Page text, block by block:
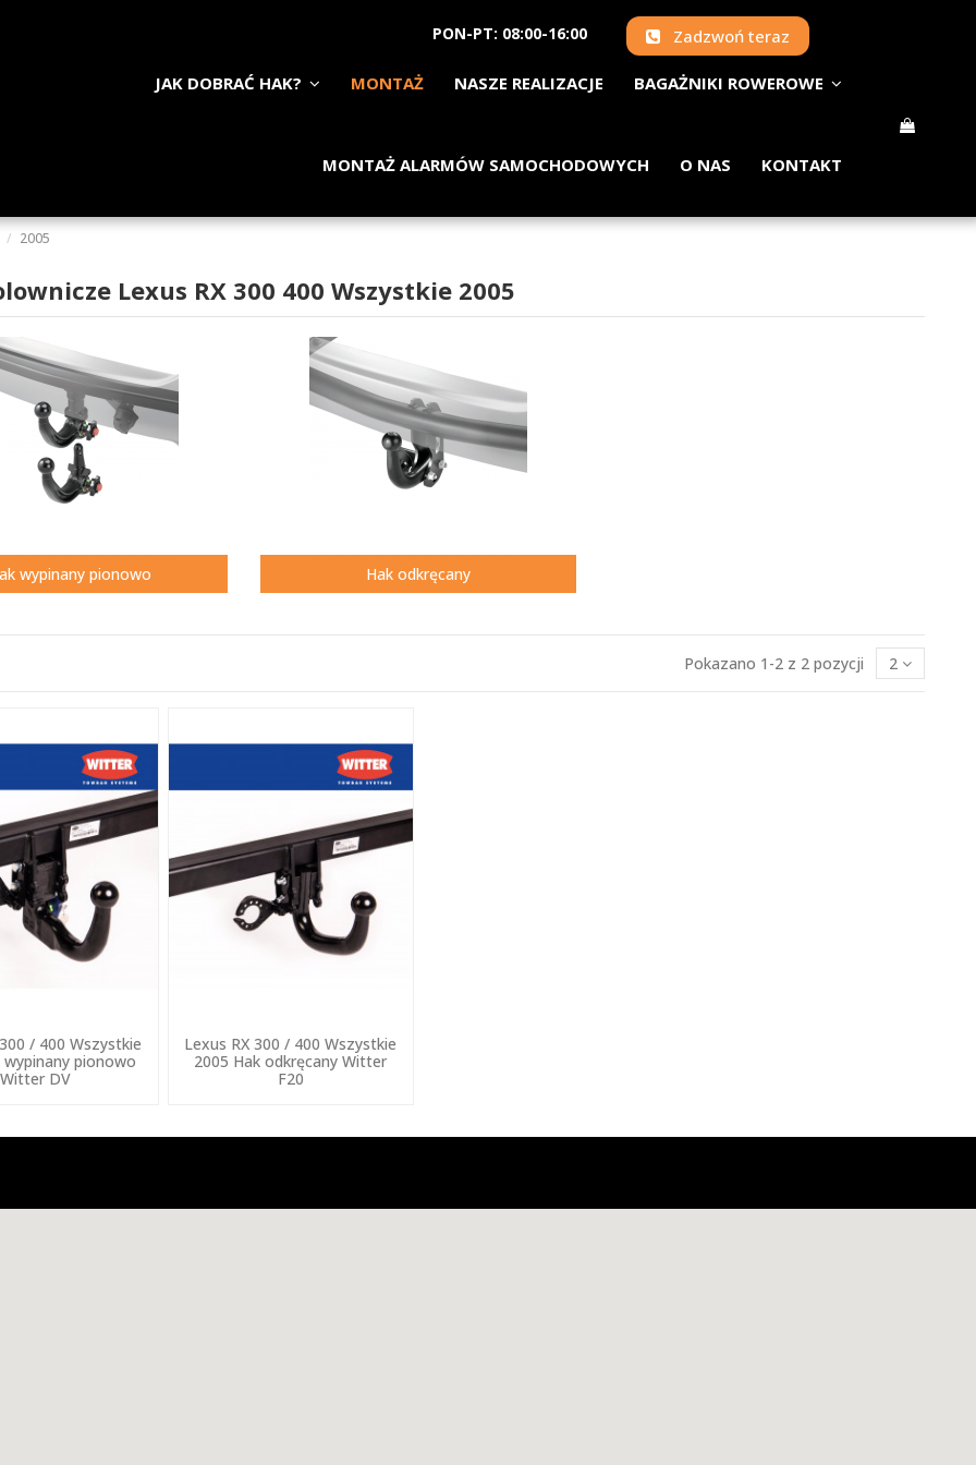
PON-PT: 08:00-16:00 Zadzwoń teraz
JAK DOBRAĆ HAK? MONTAŻ NASZE REALIZACJE BAGAŻNIKI ROWEROWE
MONTAŻ ALARMÓW SAMOCHODOWYCH O NAS KONTAKT
2005
Lexus RX 300 400 Wszystkie 2005
wypinany pionowo Hak odkręcany
Pokazano 1-2 z 2 pozycji 2
/ 400 Wszystkie
wypinany pionowo
Witter DV
Lexus RX 300 / 400 Wszystkie
2005 Hak odkręcany Witter
F20